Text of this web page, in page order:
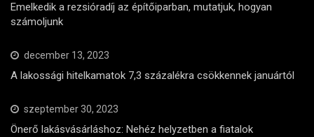
Emelkedik a rezsióradíj az építőiparban, mutatjuk, hogyan
számoljunk
december 13, 2023
A lakossági hitelkamatok 7,3 százalékra csökkennek januártól
szeptember 30, 2023
Önerő lakásvásárláshoz: Nehéz helyzetben a fiatalok